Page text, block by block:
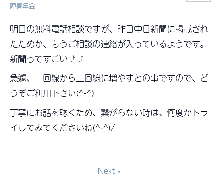
障害年金
明日の無料電話相談ですが、昨日中日新聞に掲載され
たためか、もうご相談の連絡が入っているようです。
新聞ってすごい⤴⤴
急遽、一回線から三回線に増やすとの事ですので、ど
うぞご利用下さい(^-^)
丁寧にお話を聴くため、繋がらない時は、何度かトラ
イしてみてくださいね(^-^)/
Next »